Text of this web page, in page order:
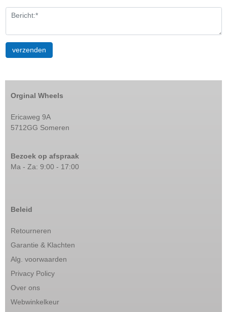
Orginal Wheels
Ericaweg 9A
5712GG Someren
Bezoek op afspraak
Ma - Za: 9:00 - 17:00
Beleid
Retourneren
Garantie & Klachten
Alg. voorwaarden
Privacy Policy
Over ons
Webwinkelkeur